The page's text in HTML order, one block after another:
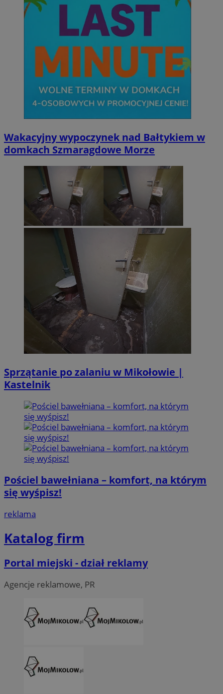
Wakacyjny wypoczynek nad Bałtykiem w
domkach Szmaragdowe Morze
Sprzątanie po zalaniu w Mikołowie |
Kastelnik
Pościel bawełniana – komfort, na którym
się wyśpisz!
reklama
Katalog firm
Portal miejski - dział reklamy
Agencje reklamowe, PR